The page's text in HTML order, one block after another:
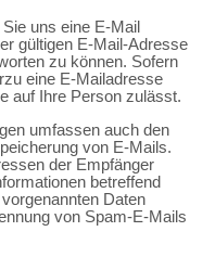
uns eine E-Mail
gültigen E-Mail-Adresse
zu können. Sofern
eine E-Mailadresse
auf Ihre Person zulässt.
umfassen auch den
von E-Mails.
der Empfänger
betreffend
Daten
von Spam-E-Mails